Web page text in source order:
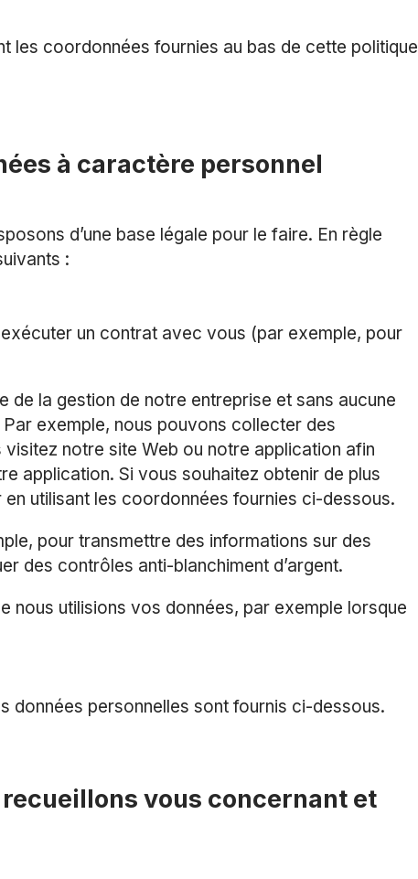
les coordonnées fournies au bas de cette politique
à caractère personnel
d’une base légale pour le faire. En règle
:
un contrat avec vous (par exemple, pour
de la gestion de notre entreprise et sans aucune
exemple, nous pouvons collecter des
notre site Web ou notre application afin
application. Si vous souhaitez obtenir de plus
utilisant les coordonnées fournies ci-dessous.
pour transmettre des informations sur des
des contrôles anti-blanchiment d’argent.
nous utilisions vos données, par exemple lorsque
données personnelles sont fournis ci-dessous.
vous concernant et